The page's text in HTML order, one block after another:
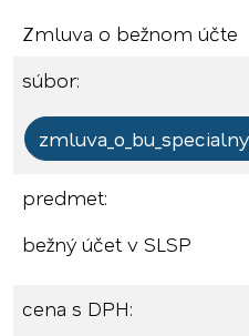
Zmluva o bežnom účte
súbor:
predmet:
bežný účet v SLSP
cena s DPH: